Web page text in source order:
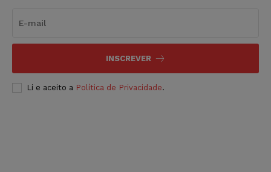
INSCREVER
Li e aceito a Política de Privacidade.